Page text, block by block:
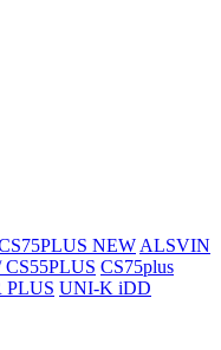
NEW ALSVIN
CS75plus
PLUS UNI-K iDD